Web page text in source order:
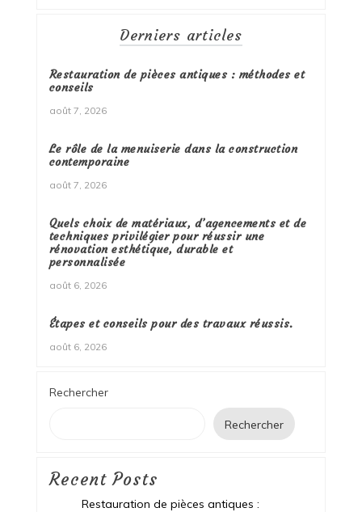
Derniers articles
Restauration de pièces antiques : méthodes et
conseils
août 7, 2026
Le rôle de la menuiserie dans la construction
contemporaine
août 7, 2026
Quels choix de matériaux, d’agencements et de
techniques privilégier pour réussir une
rénovation esthétique, durable et
personnalisée
août 6, 2026
Étapes et conseils pour des travaux réussis.
août 6, 2026
Rechercher
Rechercher
Recent Posts
Restauration de pièces antiques :